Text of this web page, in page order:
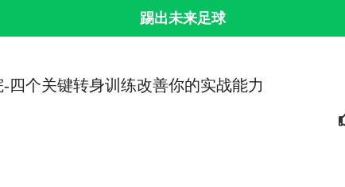
踢出未来足球
四个关键转身训练改善你的实战能力